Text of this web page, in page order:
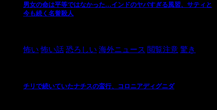
男女の命は平等ではなかった…インドのヤバすぎる風習、サティと
今も続く名誉殺人
怖い 怖い話 恐ろしい 海外ニュース 閲覧注意 驚き
チリで続いていたナチスの蛮行、コロニアディグニダ